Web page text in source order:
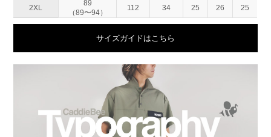
2XL
89
（89〜94）
112 34 25 26 25
サイズガイドはこちら